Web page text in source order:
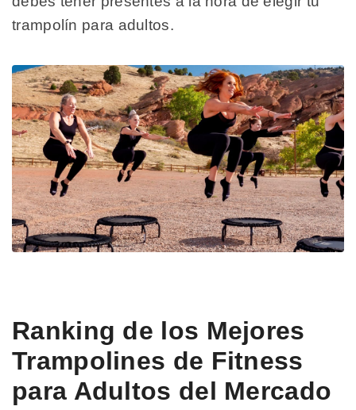
trampolín para adultos.
Ranking de los Mejores
Trampolines de Fitness
para Adultos del Mercado